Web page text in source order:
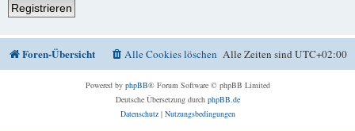
Registrieren
Foren-Übersicht Alle Zeiten sindUTC+02:00
Alle Cookies löschen
Powered by phpBB® Forum Software © phpBB Limited
Deutsche Übersetzung durch phpBB.de
Datenschutz| Nutzungsbedingungen